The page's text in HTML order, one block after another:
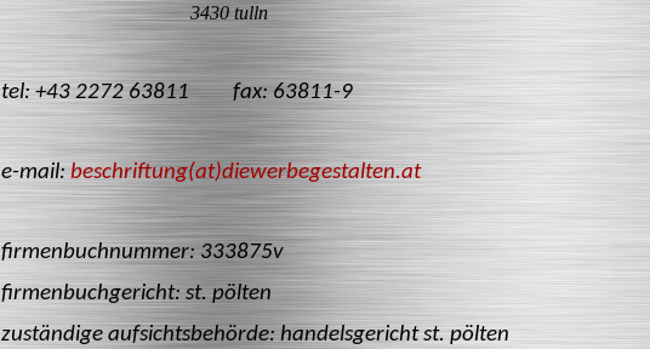
3430 tulln
tel: +43 2272 63811 fax: 63811-9
e-mail: beschriftung(at)diewerbegestalten.at
firmenbuchnummer: 333875v
firmenbuchgericht: st. pölten
zuständige aufsichtsbehörde: handelsgericht st. pölten